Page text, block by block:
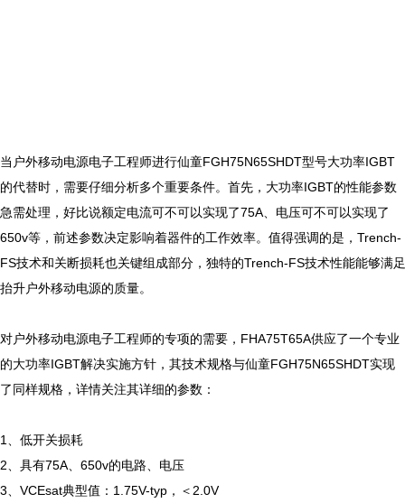
当户外移动电源电子工程师进行仙童FGH75N65SHDT型号大功率IGBT
的代替时，需要仔细分析多个重要条件。首先，大功率IGBT的性能参数
急需处理，好比说额定电流可不可以实现了75A、电压可不可以实现了
650v等，前述参数决定影响着器件的工作效率。值得强调的是，Trench-
FS技术和关断损耗也关键组成部分，独特的Trench-FS技术性能能够满足
抬升户外移动电源的质量。
对户外移动电源电子工程师的专项的需要，FHA75T65A供应了一个专业
的大功率IGBT解决实施方针，其技术规格与仙童FGH75N65SHDT实现
了同样规格，详情关注其详细的参数：
1、低开关损耗
2、具有75A、650v的电路、电压
3、VCEsat典型值：1.75V-typ，＜2.0V